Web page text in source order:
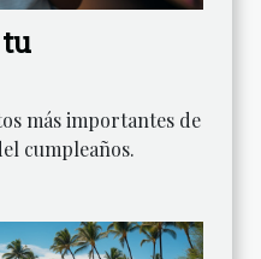
más importantes de
cumpleaños.